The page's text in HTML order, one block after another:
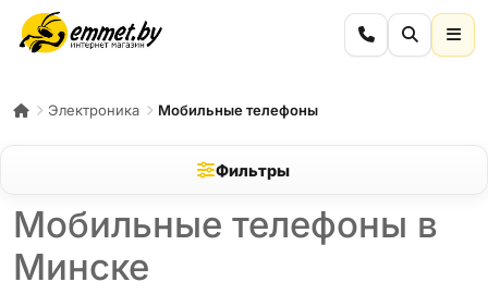
Электроника Мобильные телефоны
Фильтры
Мобильные телефоны в
Минске